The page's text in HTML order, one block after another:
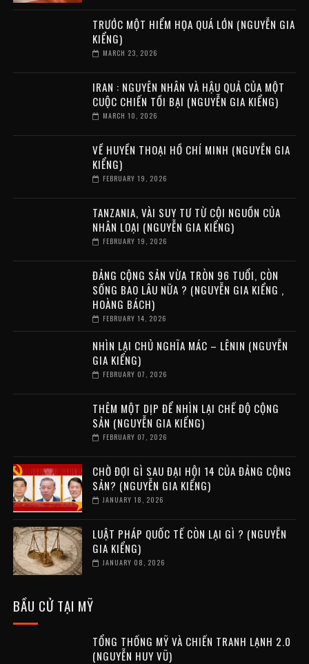
TRƯỚC MỘT HIỂM HỌA QUÁ LỚN (NGUYỄN GIA
KIỂNG)
MARCH 23, 2026
IRAN : NGUYÊN NHÂN VÀ HẬU QUẢ CỦA MỘT
CUỘC CHIẾN TỒI BẠI (NGUYỄN GIA KIỂNG)
MARCH 10, 2026
VỀ HUYỀN THOẠI HỒ CHÍ MINH (NGUYỄN GIA
KIỂNG)
FEBRUARY 19, 2026
TANZANIA, VÀI SUY TƯ TỪ CỘI NGUỒN CỦA
NHÂN LOẠI (NGUYỄN GIA KIỂNG)
FEBRUARY 19, 2026
ĐẢNG CỘNG SẢN VỪA TRÒN 96 TUỔI, CÒN
SỐNG BAO LÂU NỮA ? (NGUYỄN GIA KIỂNG ,
HOÀNG BÁCH)
FEBRUARY 14, 2026
NHÌN LẠI CHỦ NGHĨA MÁC – LÊNIN (NGUYỄN
GIA KIỂNG)
FEBRUARY 07, 2026
THÊM MỘT DỊP ĐỂ NHÌN LẠI CHẾ ĐỘ CỘNG
SẢN (NGUYỄN GIA KIỂNG)
FEBRUARY 07, 2026
CHỜ ĐỢI GÌ SAU ĐẠI HỘI 14 CỦA ĐẢNG CỘNG
SẢN? (NGUYỄN GIA KIỂNG)
JANUARY 18, 2026
LUẬT PHÁP QUỐC TẾ CÒN LẠI GÌ ? (NGUYỄN
GIA KIỂNG)
JANUARY 08, 2026
BẦU CỬ TẠI MỸ
TỔNG THỐNG MỸ VÀ CHIẾN TRANH LẠNH 2.0
(NGUYỄN HUY VŨ)